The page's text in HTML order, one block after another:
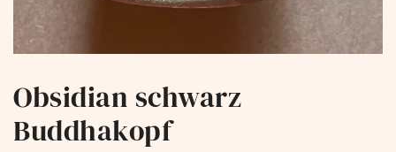
Obsidian schwarz
Buddhakopf